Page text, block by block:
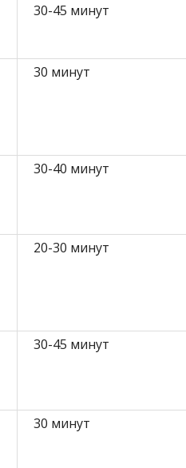
30-45 минут
30 минут
30-40 минут
20-30 минут
30-45 минут
30 минут